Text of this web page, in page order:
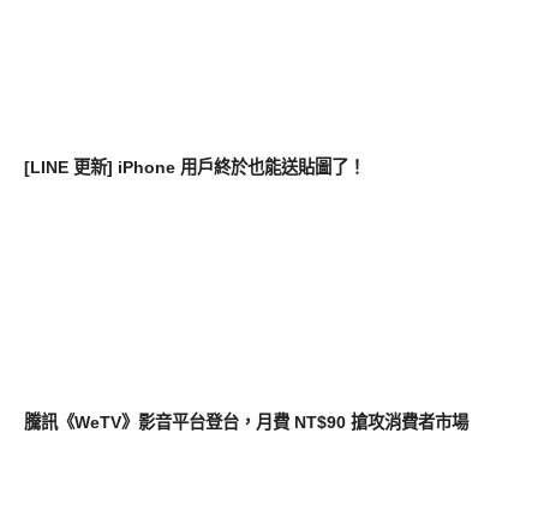
[LINE 更新] iPhone 用戶終於也能送貼圖了！
騰訊《WeTV》影音平台登台，月費 NT$90 搶攻消費者市場